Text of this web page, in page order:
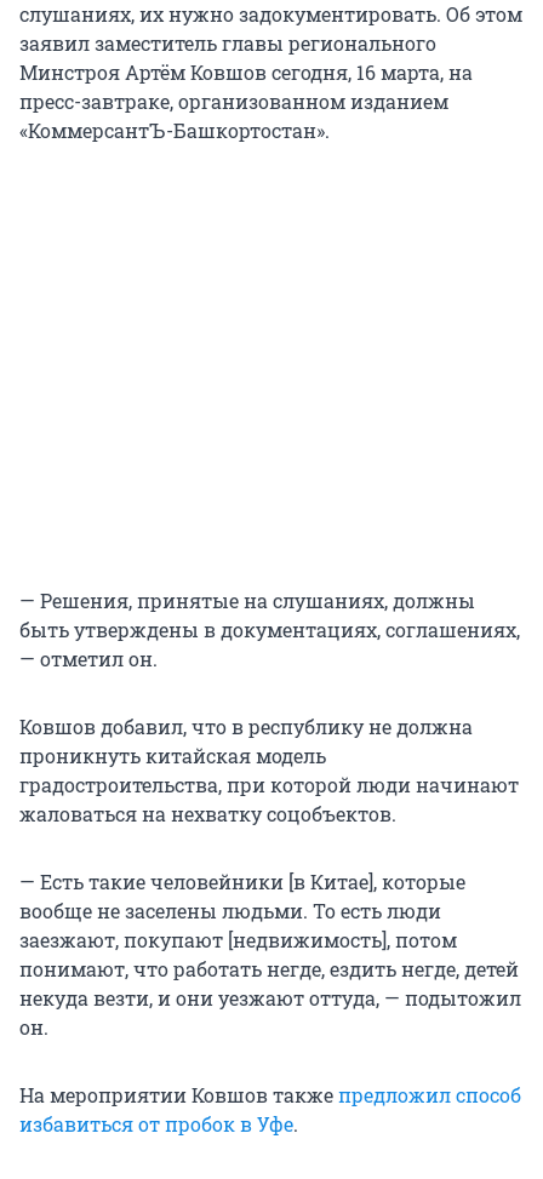
слушаниях, их нужно задокументировать. Об этом
заявил заместитель главы регионального
Минстроя Артём Ковшов сегодня, 16 марта, на
пресс-завтраке, организованном изданием
«КоммерсантЪ-Башкортостан».
— Решения, принятые на слушаниях, должны
быть утверждены в документациях, соглашениях,
— отметил он.
Ковшов добавил, что в республику не должна
проникнуть китайская модель
градостроительства, при которой люди начинают
жаловаться на нехватку соцобъектов.
— Есть такие человейники [в Китае], которые
вообще не заселены людьми. То есть люди
заезжают, покупают [недвижимость], потом
понимают, что работать негде, ездить негде, детей
некуда везти, и они уезжают оттуда, — подытожил
он.
На мероприятии Ковшов такжепредложил способ
избавиться от пробок в Уфе.